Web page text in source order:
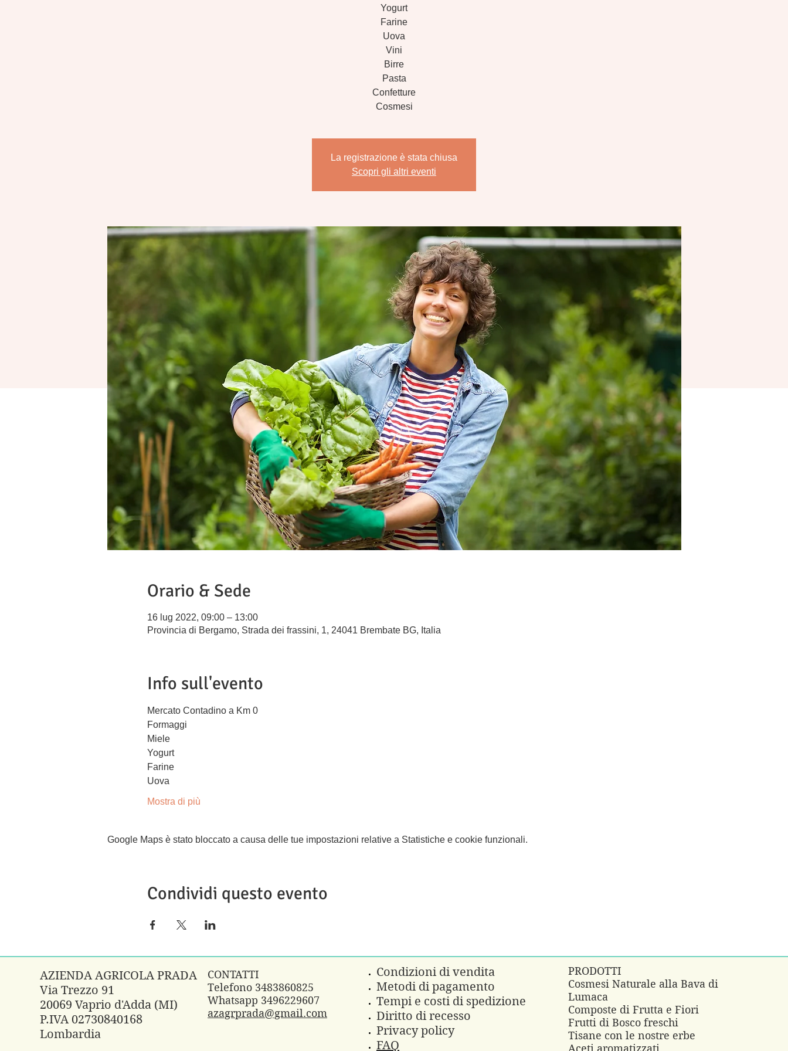
Yogurt
Farine
Uova
Vini
Birre
Pasta
Confetture
Cosmesi
La registrazione è stata chiusa
Scopri gli altri eventi
Orario & Sede
16 lug 2022, 09:00 – 13:00
Provincia di Bergamo, Strada dei frassini, 1, 24041 Brembate BG, Italia
Info sull'evento
Mercato Contadino a Km 0
Formaggi
Miele
Yogurt
Farine
Uova
Mostra di più
Google Maps è stato bloccato a causa delle tue impostazioni relative a Statistiche e cookie funzionali.
Condividi questo evento
AZIENDA AGRICOLA PRADA
Via Trezzo 91
20069 Vaprio d'Adda (MI)
P.IVA 02730840168
Lombardia
CONTATTI
Telefono 3483860825
Whatsapp 3496229607
azagrprada@gmail.com
Condizioni di vendita
Metodi di pagamento
Tempi e costi di spedizione
Diritto di recesso
Privacy policy
FAQ
PRODOTTI
Cosmesi Naturale alla Bava di
Lumaca
Composte di Frutta e Fiori
Frutti di Bosco freschi
Tisane con le nostre erbe